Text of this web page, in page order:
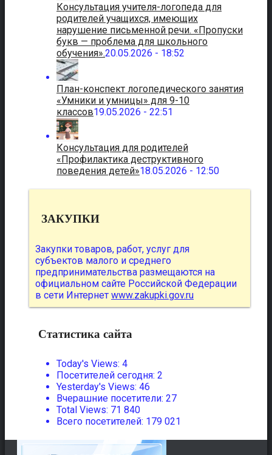
Консультация учителя-логопеда для
родителей учащихся, имеющих
нарушение письменной речи. «Пропуски
букв — проблема для школьного
обучения».20.05.2026 - 18:52
План-конспект логопедического занятия
«Умники и умницы» для 9-10
классов19.05.2026 - 22:51
Консультация для родителей
«Профилактика деструктивного
поведения детей»18.05.2026 - 12:50
ЗАКУПКИ
Закупки товаров, работ, услуг для
субъектов малого и среднего
предпринимательства размещаются на
официальном сайте Российской Федерации
в сети Интернет www.zakupki.gov.ru
Статистика сайта
Today's Views: 4
Посетителей сегодня: 2
Yesterday's Views: 46
Вчерашние посетители: 27
Total Views: 71 840
Всего посетителей: 179 021